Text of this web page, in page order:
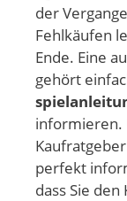
der
Fehlkäufen
Ende. Eine
gehört
informieren.
perfekt
dass Sie